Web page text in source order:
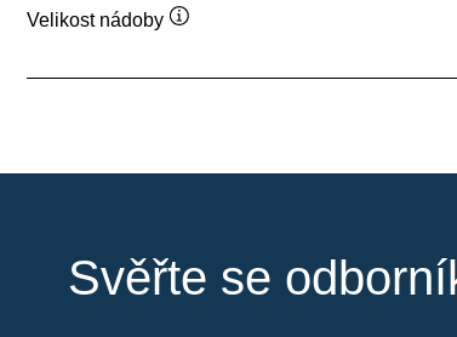
Velikost nádoby
Svěřte se